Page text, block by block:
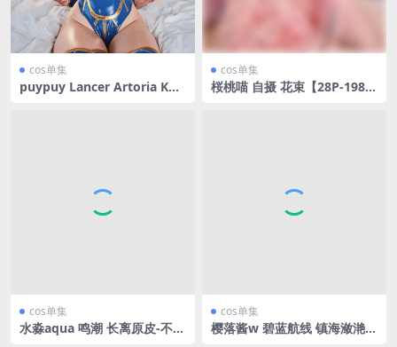
cos单集
puypuy Lancer Artoria Kni
cos单集
桜桃喵 自摄 花束【28P-198M
cos单集
水淼aqua 鸣潮 长离原皮-不看
cos单集
樱落酱w 碧蓝航线 镇海潋滟水